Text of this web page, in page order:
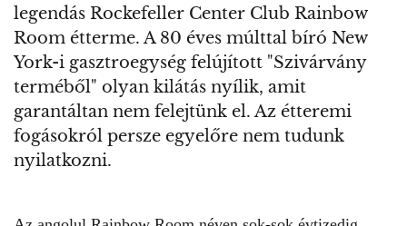
legendás Rockefeller Center Club Rainbow
Room étterme. A 80 éves múlttal bíró New
York-i gasztroegység felújított "Szivárvány
terméből" olyan kilátás nyílik, amit
garantáltan nem felejtünk el. Az étteremi
fogásokról persze egyelőre nem tudunk
nyilatkozni.